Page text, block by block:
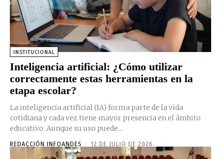
INSTITUCIONAL
Inteligencia artificial: ¿Cómo utilizar
correctamente estas herramientas en la
etapa escolar?
La inteligencia artificial (IA) forma parte de la vida
cotidiana y cada vez tiene mayor presencia en el ámbito
educativo. Aunque su uso puede...
REDACCIÓN INFOANDES - 12 DE JULIO DE 2026